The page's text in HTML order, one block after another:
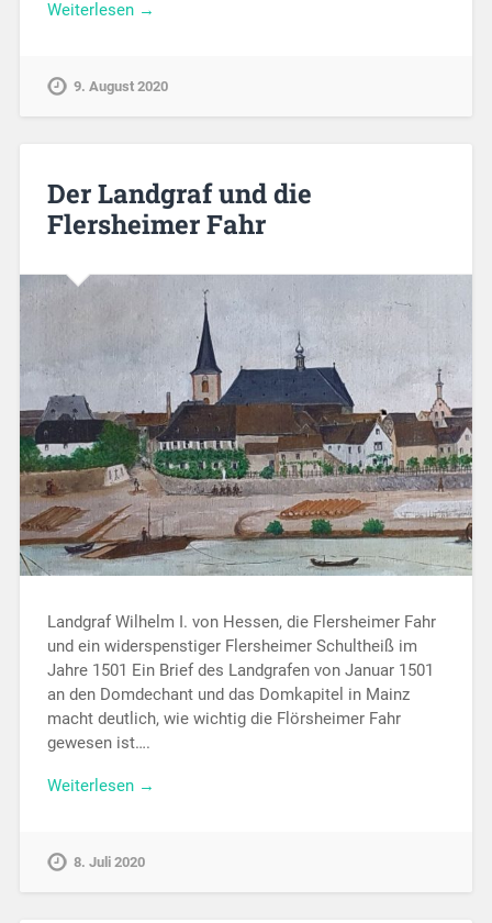
Weiterlesen →
9. August 2020
Der Landgraf und die
Flersheimer Fahr
Landgraf Wilhelm I. von Hessen, die Flersheimer Fahr
und ein widerspenstiger Flersheimer Schultheiß im
Jahre 1501 Ein Brief des Landgrafen von Januar 1501
an den Domdechant und das Domkapitel in Mainz
macht deutlich, wie wichtig die Flörsheimer Fahr
gewesen ist….
Weiterlesen →
8. Juli 2020